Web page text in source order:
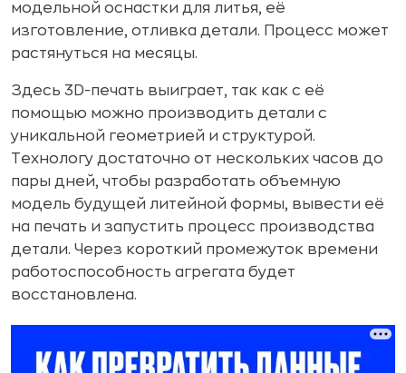
модельной оснастки для литья, её
изготовление, отливка детали. Процесс может
растянуться на месяцы.
Здесь 3D-печать выиграет, так как с её
помощью можно производить детали с
уникальной геометрией и структурой.
Технологу достаточно от нескольких часов до
пары дней, чтобы разработать объемную
модель будущей литейной формы, вывести её
на печать и запустить процесс производства
детали. Через короткий промежуток времени
работоспособность агрегата будет
восстановлена.